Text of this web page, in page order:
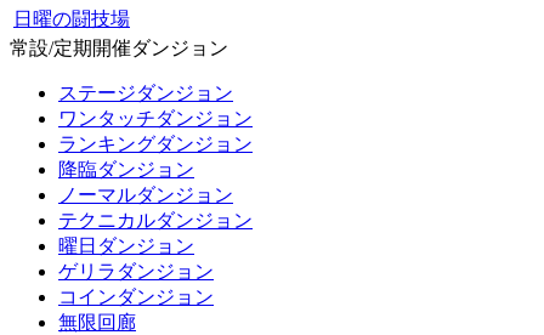
日曜の闘技場
常設/定期開催ダンジョン
ステージダンジョン
ワンタッチダンジョン
ランキングダンジョン
降臨ダンジョン
ノーマルダンジョン
テクニカルダンジョン
曜日ダンジョン
ゲリラダンジョン
コインダンジョン
無限回廊